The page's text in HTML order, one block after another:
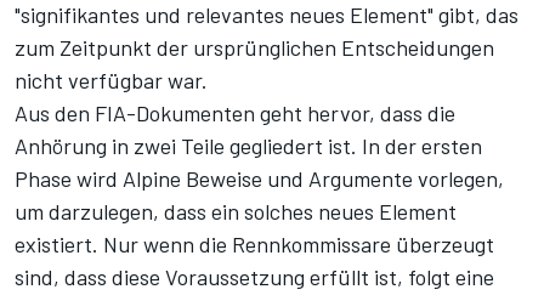
"signifikantes und relevantes neues Element" gibt, das
zum Zeitpunkt der ursprünglichen Entscheidungen
nicht verfügbar war.
Aus den FIA-Dokumenten geht hervor, dass die
Anhörung in zwei Teile gegliedert ist. In der ersten
Phase wird Alpine Beweise und Argumente vorlegen,
um darzulegen, dass ein solches neues Element
existiert. Nur wenn die Rennkommissare überzeugt
sind, dass diese Voraussetzung erfüllt ist, folgt eine